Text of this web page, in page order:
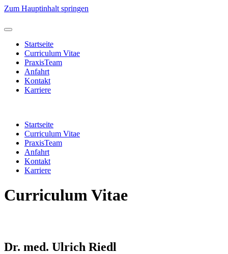
Zum Hauptinhalt springen
Startseite
Curriculum Vitae
PraxisTeam
Anfahrt
Kontakt
Karriere
Startseite
Curriculum Vitae
PraxisTeam
Anfahrt
Kontakt
Karriere
Curriculum Vitae
Dr. med. Ulrich Riedl